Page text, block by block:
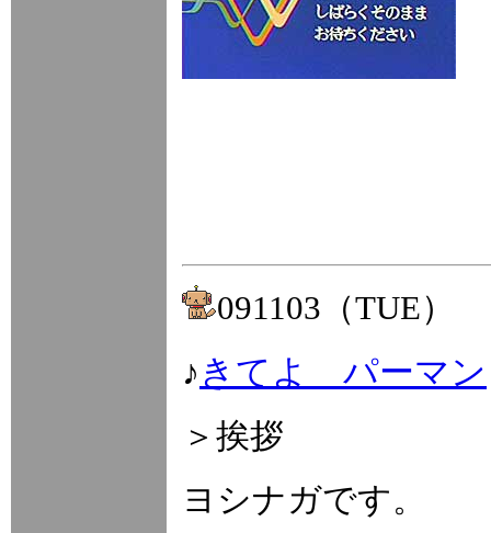
091103（TUE）
♪ きてよ パーマン
＞挨拶
ヨシナガです。